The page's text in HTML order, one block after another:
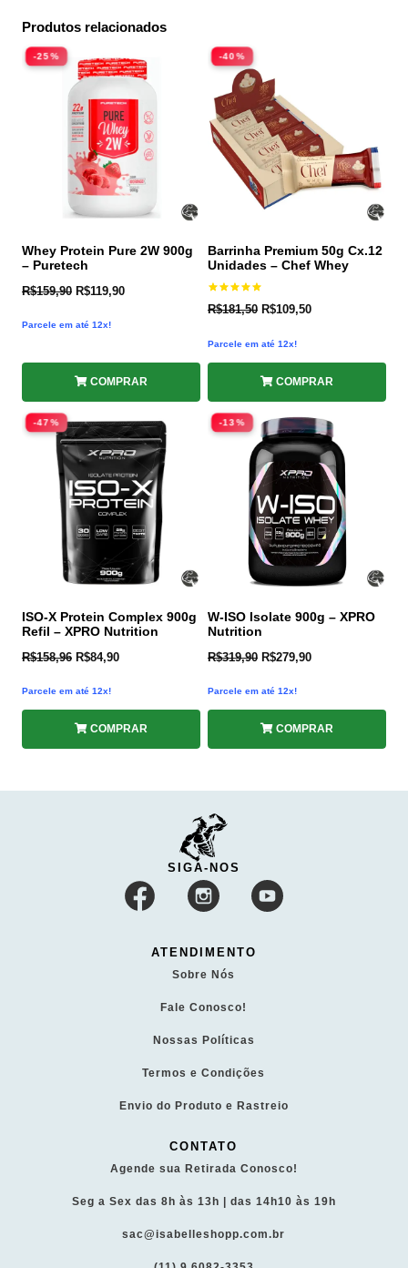
Produtos relacionados
-25%
Whey Protein Pure 2W 900g
– Puretech
R$159,90 R$119,90
Parcele em até 12x!
COMPRAR
-40%
Barrinha Premium 50g Cx.12
Unidades – Chef Whey
Avaliação
5.00
R$181,50 R$109,50
Parcele em até 12x!
COMPRAR
-47%
ISO-X Protein Complex 900g
Refil – XPRO Nutrition
R$158,96 R$84,90
Parcele em até 12x!
COMPRAR
-13%
W-ISO Isolate 900g – XPRO
Nutrition
R$319,90 R$279,90
Parcele em até 12x!
COMPRAR
SIGA-NOS
ATENDIMENTO
Sobre Nós
Fale Conosco!
Nossas Políticas
Termos e Condições
Envio do Produto e Rastreio
CONTATO
Agende sua Retirada Conosco!
Seg a Sex das 8h às 13h | das 14h10 às 19h
sac@isabelleshopp.com.br